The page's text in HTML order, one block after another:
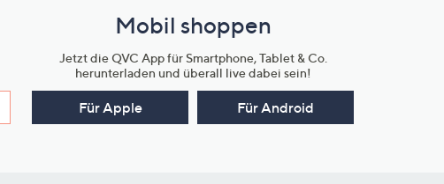
Mobil shoppen
Jetzt die QVC App für Smartphone, Tablet & Co.
herunterladen und überall live dabei sein!
Für Apple Für Android